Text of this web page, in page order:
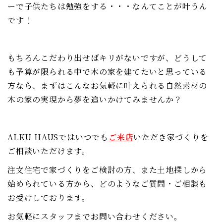
ーで子供たちは勉強をする・・・なんてことが叶うん
です！
もちろんこだわり出せばキリがないですが、どうして
も予算が限られる中で木の家を建てたいと思っている
方なら、まずはこんなお気軽に叶えられる自然素材の
木の家の実現から夢を追いかけてみませんか？
ALKU HAUSではいつでも ご来店いただき家づくりを
ご相談いただけます。
注文住宅で家づくりをご検討の方、また土地探しから
始められている方から、どのようなご質問・ご相談も
お受けしております。
お気軽にスタッフまでお問い合わせください。